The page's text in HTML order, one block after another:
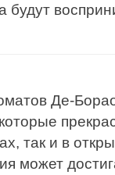
будут
Де-
так и в
может